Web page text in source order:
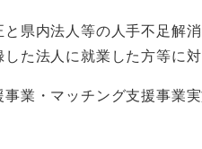
県内法人等の人手不足解
た法人に就業した方等に
業・マッチング支援事業